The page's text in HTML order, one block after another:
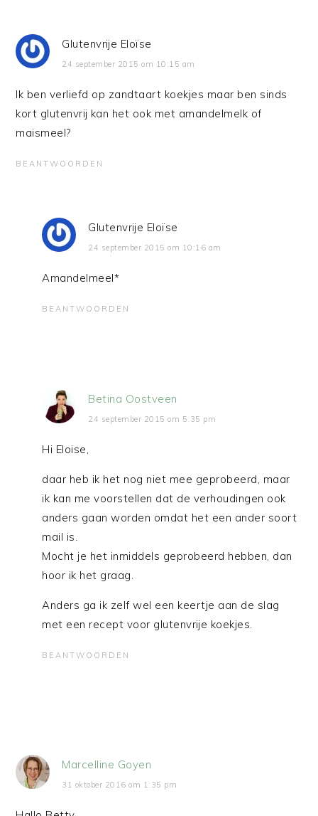
Glutenvrije Eloïse
24 september 2015 om 10:15 am
Ik ben verliefd op zandtaart koekjes maar ben sinds
kort glutenvrij kan het ook met amandelmelk of
maismeel?
BEANTWOORDEN
Glutenvrije Eloïse
24 september 2015 om 10:16 am
Amandelmeel*
BEANTWOORDEN
Betina Oostveen
24 september 2015 om 5:35 pm
Hi Eloise,
daar heb ik het nog niet mee geprobeerd, maar
ik kan me voorstellen dat de verhoudingen ook
anders gaan worden omdat het een ander soort
mail is.
Mocht je het inmiddels geprobeerd hebben, dan
hoor ik het graag.
Anders ga ik zelf wel een keertje aan de slag
met een recept voor glutenvrije koekjes.
BEANTWOORDEN
Marcelline Goyen
31 oktober 2016 om 1:35 pm